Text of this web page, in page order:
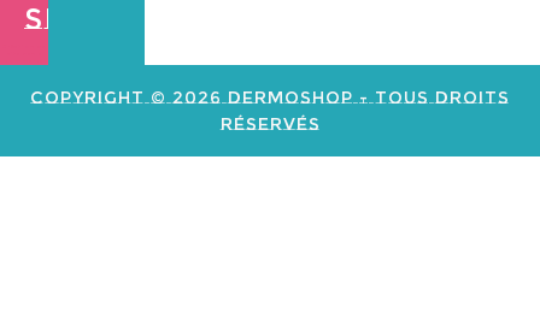
Shop
Copyright © 2026 Dermoshop - Tous Droits
Réservés